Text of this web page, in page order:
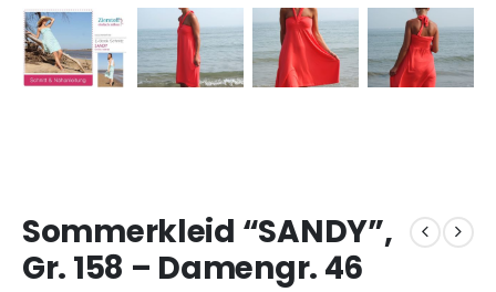
Sommerkleid “SANDY”,
Gr. 158 – Damengr. 46